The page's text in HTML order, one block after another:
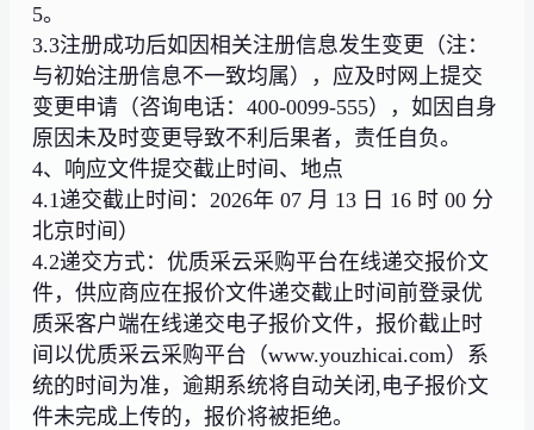
5。
3.3注册成功后如因相关注册信息发生变更（注：
与初始注册信息不一致均属），应及时网上提交
变更申请（咨询电话：400-0099-555），如因自身
原因未及时变更导致不利后果者，责任自负。
4、响应文件提交截止时间、地点
4.1递交截止时间：2026年 07 月 13 日 16 时 00 分
北京时间）
4.2递交方式：优质采云采购平台在线递交报价文
件，供应商应在报价文件递交截止时间前登录优
质采客户端在线递交电子报价文件，报价截止时
间以优质采云采购平台（www.youzhicai.com）系
统的时间为准，逾期系统将自动关闭,电子报价文
件未完成上传的，报价将被拒绝。